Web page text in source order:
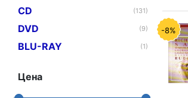
CD (131)
DVD (9)
BLU-RAY (1)
Цена
-8%